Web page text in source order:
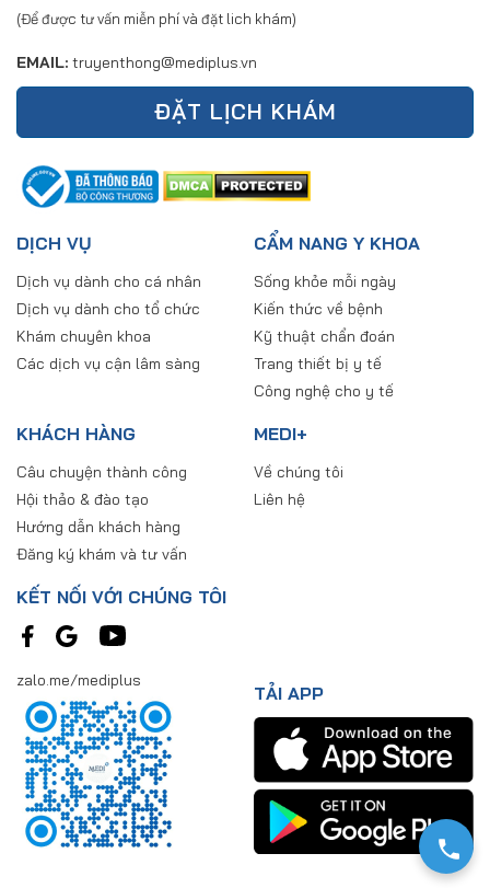
(Để được tư vấn miễn phí và đặt lich khám)
EMAIL: truyenthong@mediplus.vn
ĐẶT LỊCH KHÁM
DỊCH VỤ
Dịch vụ dành cho cá nhân
Dịch vụ dành cho tổ chức
Khám chuyên khoa
Các dịch vụ cận lâm sàng
CẨM NANG Y KHOA
Sống khỏe mỗi ngày
Kiến thức về bệnh
Kỹ thuật chẩn đoán
Trang thiết bị y tế
Công nghệ cho y tế
KHÁCH HÀNG
Câu chuyện thành công
Hội thảo & đào tạo
Hướng dẫn khách hàng
Đăng ký khám và tư vấn
MEDI+
Về chúng tôi
Liên hệ
KẾT NỐI VỚI CHÚNG TÔI
zalo.me/mediplus
TẢI APP